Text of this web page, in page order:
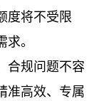
度将不受限
。
合规问题不容
准高效、专属